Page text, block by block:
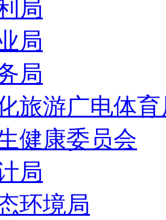
局
局
局
旅游广电体育
健康委员会
局
环境局